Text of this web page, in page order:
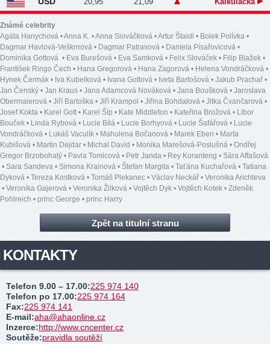
Známé celebrity
Agáta Hanychová •Anna K. •Anna Slováčková •Artur Štaidl • Bolek Polívka •
Dagmar Havlová-Veškrnová • Dagmar Patrasová • Daniela Písařovicová •
Dominika Gottová • Eva Burešová • Eva Samková • Felix Slováček • Filip Blažek •
František Ringo Čech • Hana Gregorová • Hana Zagorová • Helena Vondráčková •
Hynek Čermák • Iva Kubelková • Ivana Gottová • Iveta Bartošová • Jakub Prachař •
Jan Čenský • Jan Kraus • Jana Adamcová Nováková • Jana Boušková • Jaroslava
Obermaierová • Jiří Bartoška • Jiří Krampol • Jiřina Bohdalová • Jitka Čvančarová •
Josef Kokta • Karel Gott• Karel Šíp • Kate Middleton • Kateřina Brožová • Libor
Bouček • Linda Rybová • Lucie Bílá • Lucie Borhyová • Lucie Šafářová • Lucie
Vondráčková • Lukáš Vaculík • Mahulena Bočanová • Marek Eben • Marta
Kubišová • Martin Dejdar • Michal David • Monika Marešová-Poslušná • Ondřej
Gregor Brzobohatý • Pavla Tomicová • Petr Janda • Rey Koranteng • Sára Affašová
• Sara Sandeva • Simona Krainová • Štefan Margita • Taťána Kuchařová • Tatiana
Dyková • Tereza Kostková • Tomáš Plekanec • Václav Neckář • Veronika Arichteva
• Veronika Gajerová • Veronika Žilková • Vojtěch Dyk • Vojtěch Kotek • Zdeněk
Pohlreich • princ George • princ Harry
Zpět na titulní stranu
KONTAKTY
Telefon 9.00 – 17.00:225 974 140
Telefon po 17.00:225 974 164
Fax:225 974 141
E-mail:aha@ahaonline.cz
Inzerce:http://www.cncenter.cz
Soutěže:pravidla soutěží